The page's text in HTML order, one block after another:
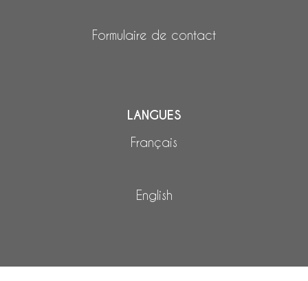
Formulaire de contact
LANGUES
Français
English